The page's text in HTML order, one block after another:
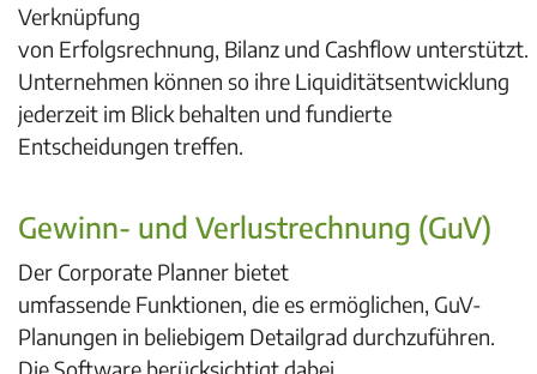
Verknüpfung
von Erfolgsrechnung, Bilanz und Cashflow unterstützt.
Unternehmen können so ihre Liquiditätsentwicklung
jederzeit im Blick behalten und fundierte
Entscheidungen treffen.
Gewinn- und Verlustrechnung (GuV)
Der Corporate Planner bietet
umfassende Funktionen, die es ermöglichen, GuV-
Planungen in beliebigem Detailgrad durchzuführen.
Die Software berücksichtigt dabei